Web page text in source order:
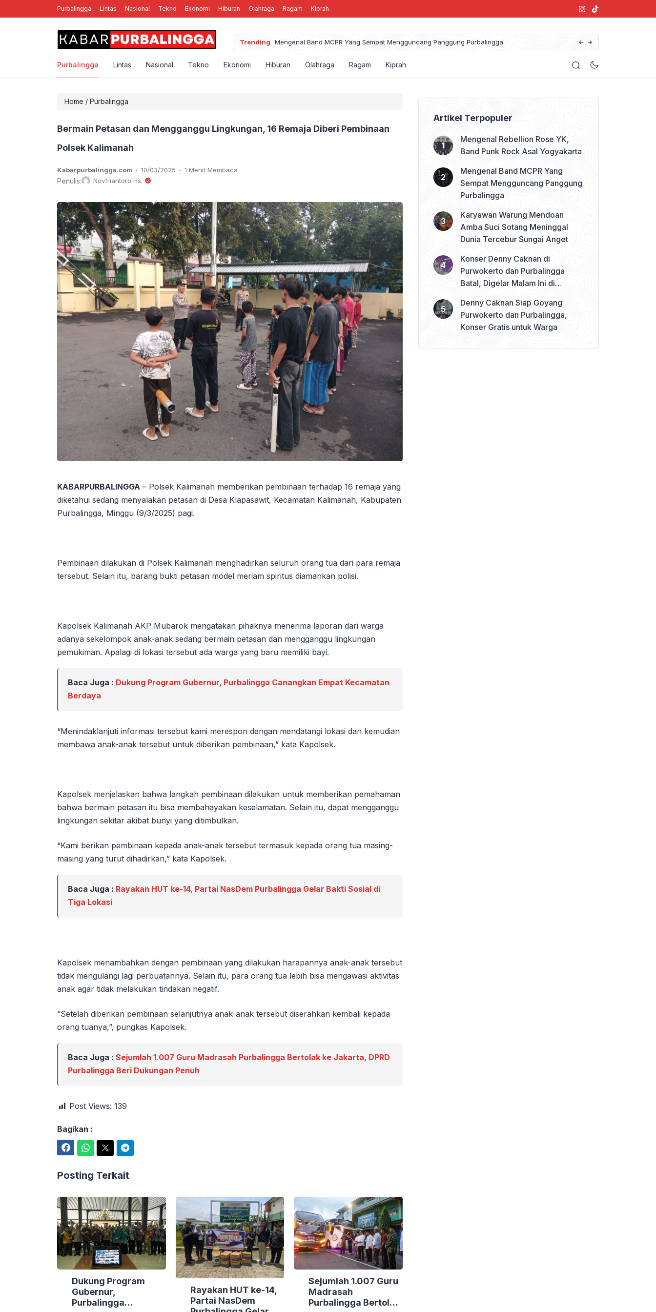
Purbalingga Lintas Nasional Tekno Ekonomi Hiburan Olahraga Ragam Kiprah
Trending
Rebellion Rose YK, Band Punk Rock Asal Yogyakarta Mengenal Band MCPR Yang Sempat Mengguncang Panggung Purbalingga
Purbalingga Lintas Nasional Tekno Ekonomi Hiburan Olahraga Ragam Kiprah
Home / Purbalingga
Bermain Petasan dan Mengganggu Lingkungan, 16 Remaja Diberi Pembinaan
Polsek Kalimanah
Kabarpurbalingga.com . 10/03/2025 . 1 Menit Membaca
Penulis: Novfriantoro Hs.
KABARPURBALINGGA – Polsek Kalimanah memberikan pembinaan terhadap 16 remaja yang
diketahui sedang menyalakan petasan di Desa Klapasawit, Kecamatan Kalimanah, Kabupaten
Purbalingga, Minggu (9/3/2025) pagi.
Pembinaan dilakukan di Polsek Kalimanah menghadirkan seluruh orang tua dari para remaja
tersebut. Selain itu, barang bukti petasan model meriam spiritus diamankan polisi.
Kapolsek Kalimanah AKP Mubarok mengatakan pihaknya menerima laporan dari warga
adanya sekelompok anak-anak sedang bermain petasan dan mengganggu lingkungan
pemukiman. Apalagi di lokasi tersebut ada warga yang baru memiliki bayi.
Baca Juga : Dukung Program Gubernur, Purbalingga Canangkan Empat Kecamatan
Berdaya
“Menindaklanjuti informasi tersebut kami merespon dengan mendatangi lokasi dan kemudian
membawa anak-anak tersebut untuk diberikan pembinaan,” kata Kapolsek.
Kapolsek menjelaskan bahwa langkah pembinaan dilakukan untuk memberikan pemahaman
bahwa bermain petasan itu bisa membahayakan keselamatan. Selain itu, dapat mengganggu
lingkungan sekitar akibat bunyi yang ditimbulkan.
“Kami berikan pembinaan kepada anak-anak tersebut termasuk kepada orang tua masing-
masing yang turut dihadirkan,” kata Kapolsek.
Baca Juga : Rayakan HUT ke-14, Partai NasDem Purbalingga Gelar Bakti Sosial di
Tiga Lokasi
Kapolsek menambahkan dengan pembinaan yang dilakukan harapannya anak-anak tersebut
tidak mengulangi lagi perbuatannya. Selain itu, para orang tua lebih bisa mengawasi aktivitas
anak agar tidak melakukan tindakan negatif.
“Setelah diberikan pembinaan selanjutnya anak-anak tersebut diserahkan kembali kepada
orang tuanya,”, pungkas Kapolsek.
Baca Juga : Sejumlah 1.007 Guru Madrasah Purbalingga Bertolak ke Jakarta, DPRD
Purbalingga Beri Dukungan Penuh
Post Views: 139
Bagikan :
Posting Terkait
Dukung Program
Gubernur,
Purbalingga
Rayakan HUT ke-14,
Partai NasDem
Sejumlah 1.007 Guru
Madrasah
Purbalingga Bertolak
Artikel Terpopuler
Mengenal Rebellion Rose YK,
Band Punk Rock Asal Yogyakarta
Mengenal Band MCPR Yang
Sempat Mengguncang Panggung
Purbalingga
Karyawan Warung Mendoan
Amba Suci Sotang Meninggal
Dunia Tercebur Sungai Anget
Konser Denny Caknan di
Purwokerto dan Purbalingga
Batal, Digelar Malam Ini di
Denny Caknan Siap Goyang
Purwokerto dan Purbalingga,
Konser Gratis untuk Warga